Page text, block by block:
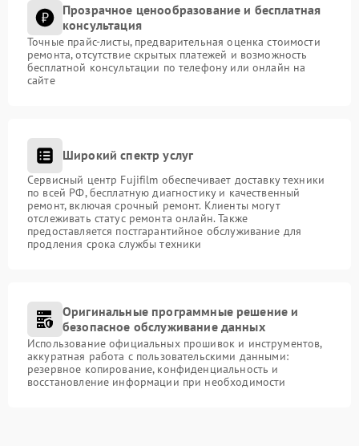
Прозрачное ценообразование и бесплатная
консультация
Точные прайс-листы, предварительная оценка стоимости
ремонта, отсутствие скрытых платежей и возможность
бесплатной консультации по телефону или онлайн на
сайте
Широкий спектр услуг
Сервисный центр Fujifilm обеспечивает доставку техники
по всей РФ, бесплатную диагностику и качественный
ремонт, включая срочный ремонт. Клиенты могут
отслеживать статус ремонта онлайн. Также
предоставляется постгарантийное обслуживание для
продления срока службы техники
Оригинальные программные решение и
безопасное обслуживание данных
Использование официальных прошивок и инструментов,
аккуратная работа с пользовательскими данными:
резервное копирование, конфиденциальность и
восстановление информации при необходимости